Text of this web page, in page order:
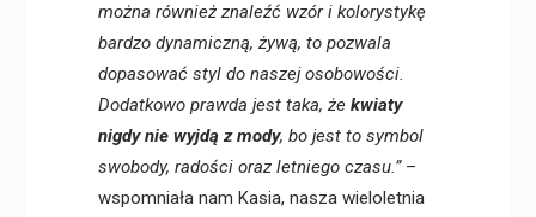
można również znaleźć wzór i kolorystykę
bardzo dynamiczną, żywą, to pozwala
dopasować styl do naszej osobowości.
Dodatkowo prawda jest taka, że kwiaty
nigdy nie wyjdą z mody, bo jest to symbol
swobody, radości oraz letniego czasu.”–
wspomniała nam Kasia, nasza wieloletnia